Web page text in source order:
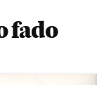
fado